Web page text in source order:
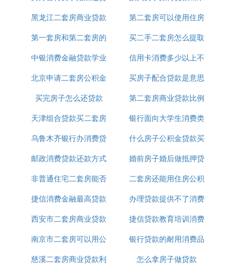
如果首套房申请的是公积金贷款 ：在房贷没有还
清时，第二套房也可以申请房贷，但只支持申请
首付比例和房贷利率可能增加 ：首套房的按揭没
有还完时，贷款买第二套房，通常首付比例会增
还款能力需考虑：一旦用户还款能力不足，很容
易造成房贷逾期。因此，在决定是否贷款买第二
逾期风险：贷款买了第二套房后，用户每月需要
还两次房贷。如果其中一套房的房贷逾期了，那
么后续会产生较多的负面影响。
：首套房按揭没还完，用户可以贷款买第二套
房，但具体能否通过贷款审核，要以银行的审核结果
款能力，以避免可能的房贷逾期风险。
『叁』 第一套房未还完贷款，能否继续贷
款购买第二套房啊
款
黑龙江二套房商业贷款
新政策
第二套房可以使用住房
公积金贷款吗
第一套房和第二套房的
贷款
买二手二套房怎么提取
公积金贷款吗
中银消费金融贷款学业
是不用利息吗
信用卡消费多少以上不
能抵押贷款
北京申请二套房公积金
贷款
买房子配合贷款是意思
买完房子怎么还贷款
第二套房商业贷款比例
天津组合贷款买二套房
首付
银行面向大学生消费类
贷款
乌鲁木齐银行办消费贷
款
什么房子公积金贷款买
房
邮政消费贷款还款方式
婚前房子婚后做抵押贷
款
非普通住宅二套房能否
公积金贷款
二套房还能用住房公积
金贷款
捷信消费金融最高贷款
20万
办理贷款提供不了消费
用途
西安市二套房商业贷款
政策
捷信贷款教育培训消费
凭证怎么弄
南京市二套房可以用公
积金贷款吗
银行贷款的耐用消费品
慈溪二套房商业贷款利
怎么拿房子做贷款